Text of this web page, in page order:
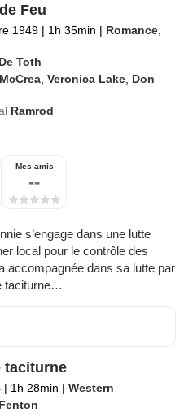
Feu
1949 | 1h 35min | Romance
Toth
,Veronica Lake Don
Ramrod
Mes amis
--
s’engage dans une lutte
local pour le contrôle des
accompagnée dans sa lutte par
taciturne…
taciturne
| 1h 28min | Western